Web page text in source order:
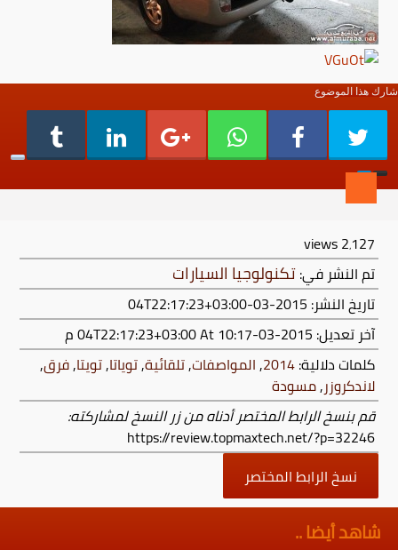
شارك هذا الموضوع
2٬127views
تم النشر في:تكنولوجيا السيارات
تاريخ النشر: 2015-03-04T22:17:23+03:00
آخر تعديل: 2015-03-04T22:17:23+03:00
At 10:17 م
كلمات دلالية:2014
,المواصفات,تلقائية,توياتا,تويتا,فرق,
لاندكروزر,مسودة
قم بنسخ الرابط المختصر أدناه من زر النسخ لمشاركته:
https://review.topmaxtech.net/?p=32246
نسخ الرابط المختصر
شاهد أيضا ..